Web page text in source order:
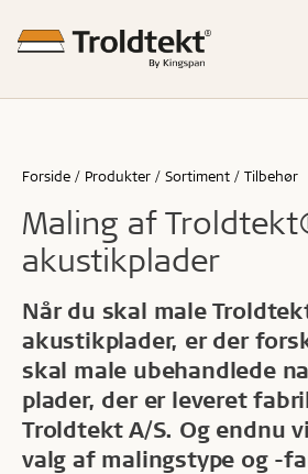
Forside Produkter Sortiment Tilbehør
Maling af
akustikplader
Når du skal male
akustikplader, er der
skal male ubehandlede
plader, der er leveret
Troldtekt A/S. Og endnu
valg af malingstype og -